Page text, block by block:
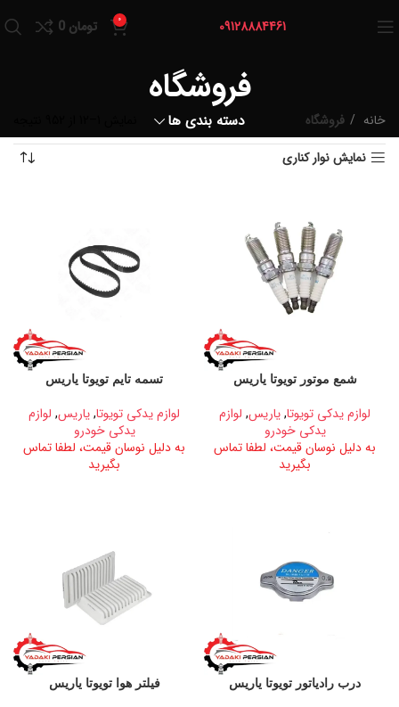
09128884461
0 تومان
فروشگاه
دسته بندی ها خانه فروشگاه
نمایش نوار کناری
شمع موتور تویوتا یاریس
لوازم یدکی تویوتا,یاریس, لوازم
یدکی خودرو
به دلیل نوسان قیمت، لطفا تماس
بگیرید
تسمه تایم تویوتا یاریس
لوازم یدکی تویوتا,یاریس, لوازم
یدکی خودرو
به دلیل نوسان قیمت، لطفا تماس
بگیرید
درب رادیاتور تویوتا یاریس فیلتر هوا تویوتا یاریس